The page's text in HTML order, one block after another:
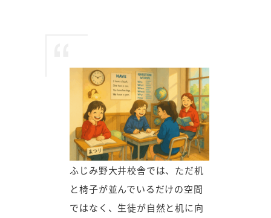
ふじみ野大井校舎では、ただ机
と椅子が並んでいるだけの空間
ではなく、生徒が自然と机に向